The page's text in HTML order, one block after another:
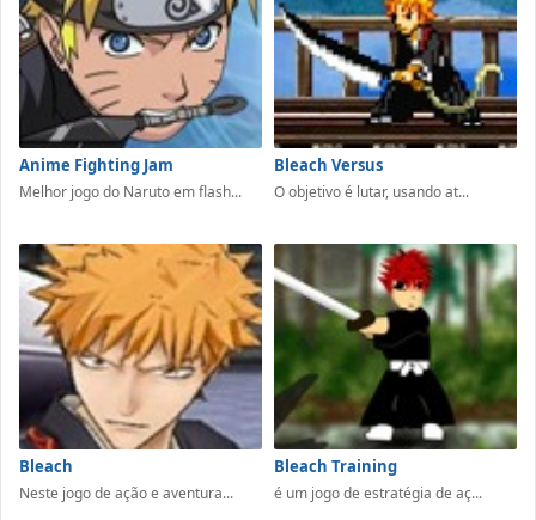
Anime Fighting Jam
Melhor jogo do Naruto em flash...
Bleach Versus
O objetivo é lutar, usando at...
Bleach
Neste jogo de ação e aventura...
Bleach Training
é um jogo de estratégia de aç...